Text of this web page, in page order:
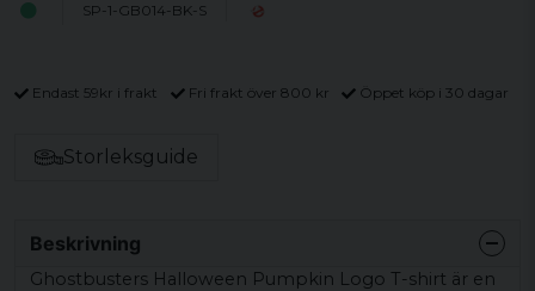
SP-1-GB014-BK-S
Endast 59kr i frakt Fri frakt över 800 kr Öppet köp i 30 dagar
Storleksguide
Beskrivning
Ghostbusters Halloween Pumpkin Logo T-shirt är en